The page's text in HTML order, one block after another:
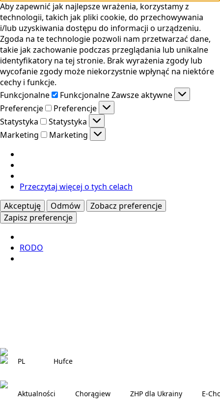
Aby zapewnić jak najlepsze wrażenia, korzystamy z
technologii, takich jak pliki cookie, do przechowywania
i/lub uzyskiwania dostępu do informacji o urządzeniu.
Zgoda na te technologie pozwoli nam przetwarzać dane,
takie jak zachowanie podczas przeglądania lub unikalne
identyfikatory na tej stronie. Brak wyrażenia zgody lub
wycofanie zgody może niekorzystnie wpłynąć na niektóre
cechy i funkcje.
Funkcjonalne
FunkcjonalneZawsze aktywne
Preferencje
Preferencje
Statystyka
Statystyka
Marketing
Marketing
Przeczytaj więcej o tych celach
Akceptuję
Odmów
Zobacz preferencje
Zapisz preferencje
RODO
PL Hufce
Aktualności Chorągiew ZHP dla Ukrainy E-